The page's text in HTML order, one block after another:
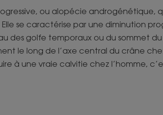
ou alopécie androgénétique,
se caractérise par une diminution
des golfe temporaux ou du sommet
le long de l’axe central du crâne
à une vraie calvitie chez l’homme,